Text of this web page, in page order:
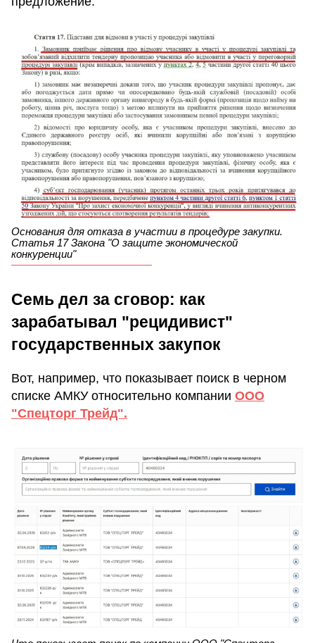
Основания для отказа в участии в процедуре закупки.
Статья 17 Закона "О защите экономической
конкуренции"
Семь дел за сговор: как
зарабатывал "рецидивист"
государственных закупок
Вот, например, что показывает поиск в черном
списке АМКУ относительно компании ООО
"Спецторг Трейд".